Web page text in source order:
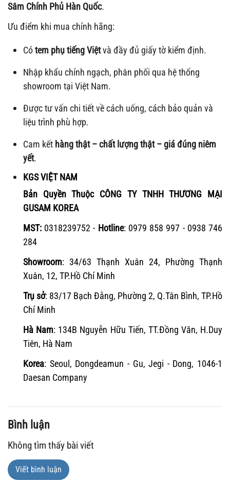
Sâm Chính Phủ Hàn Quốc.
Ưu điểm khi mua chính hãng:
Cótem phụ tiếng Việtvà đầy đủ giấy tờ kiểm định.
Nhập khẩu chính ngạch, phân phối qua hệ thống
showroom tại Việt Nam.
Được tư vấn chi tiết về cách uống, cách bảo quản và
liệu trình phù hợp.
Cam kết hàng thật – chất lượng thật – giá đúng niêm
yết.
KGS VIỆT NAM
Bản Quyền Thuộc CÔNG TY TNHH THƯƠNG MẠI
GUSAM KOREA
MST: 0318239752 - Hotline: 0979 858 997 - 0938 746
284
Showroom: 34/63 Thạnh Xuân 24, Phường Thạnh
Xuân, 12, TP.Hồ Chí Minh
Trụ sở: 83/17 Bạch Đằng, Phường 2, Q.Tân Bình, TP.Hồ
Chí Minh
Hà Nam: 134B Nguyễn Hữu Tiến, TT.Đồng Văn, H.Duy
Tiên, Hà Nam
Korea: Seoul, Dongdeamun - Gu, Jegi - Dong, 1046-1
Daesan Company
Bình luận
Không tìm thấy bài viết
Viết bình luận